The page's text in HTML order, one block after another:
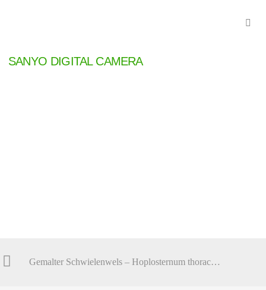
SANYO DIGITAL CAMERA
Gemalter Schwielenwels – Hoplosternum thoracatum im Aquarium halten